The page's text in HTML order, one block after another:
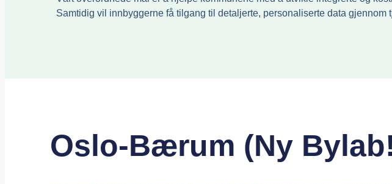
Samtidig vil innbyggerne få tilgang til detaljerte, personaliserte data
Oslo-Bærum (Ny